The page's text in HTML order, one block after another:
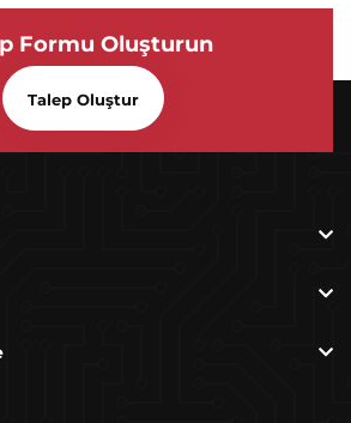
Formu Oluşturun
Talep Oluştur